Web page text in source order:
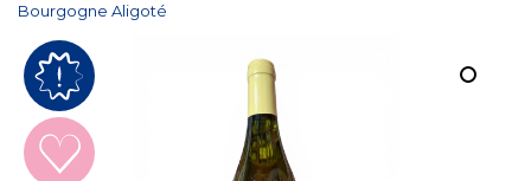
Bourgogne Aligoté
Armagnac
Spiritueux
Bières